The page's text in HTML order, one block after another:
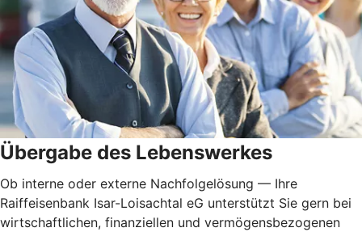
Übergabe des Lebenswerkes
Ob interne oder externe Nachfolgelösung — Ihre
Raiffeisenbank Isar-Loisachtal eG unterstützt Sie gern bei
wirtschaftlichen, finanziellen und vermögensbezogenen